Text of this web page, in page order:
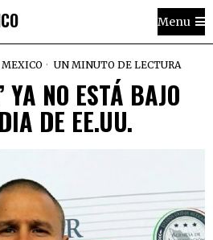
Menu
MEXICO UN MINUTO DE LECTURA
YA NO ESTÁ BAJO
DE EE.UU.